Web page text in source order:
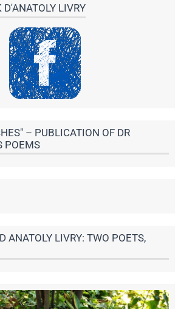
D'ANATOLY LIVRY
– PUBLICATION OF DR
POEMS
ANATOLY LIVRY: TWO POETS,